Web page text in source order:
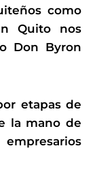
como
Quito nos
Don Byron
etapas de
la mano de